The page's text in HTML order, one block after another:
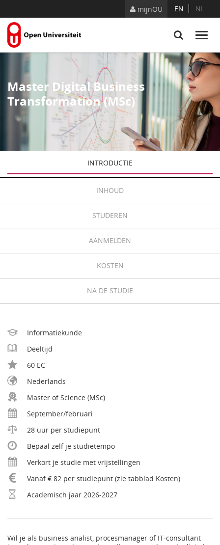
mijnOU EN NL
Master Digital Business
Transformation (MSc)
INTRODUCTIE
INHOUD
STUDEREN
AANMELDEN
KOSTEN
NA DE STUDIE
Informatiekunde
Deeltijd
60 EC
Nederlands
Master of Science (MSc)
September/februari
28 uur per studiepunt
Bepaal zelf je studietempo
Verkort je studie met vrijstellingen
Vanaf € 82 per studiepunt (zie tabblad Kosten)
Academisch jaar 2026-2027
Wil je als business analist, procesmanager of IT-consultant